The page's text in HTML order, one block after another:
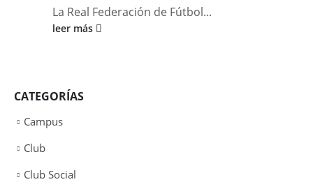
La Real Federación de Fútbol...
leer más
CATEGORÍAS
Campus
Club
Club Social